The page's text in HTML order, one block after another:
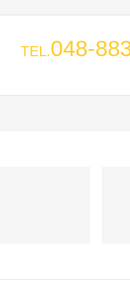
TEL.048-